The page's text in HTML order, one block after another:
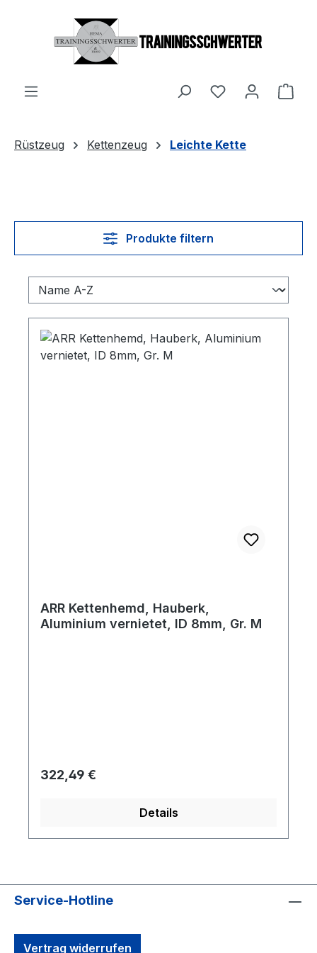
Zum Hauptinhalt springen
Du hast 0
Rüstzeug Kettenzeug Leichte Kette
Produkte filtern
ARR Kettenhemd, Hauberk,
Aluminium vernietet, ID 8mm, Gr. M
Regulärer Preis:
322,49 €
Details
Service-Hotline
Vertrag widerrufen